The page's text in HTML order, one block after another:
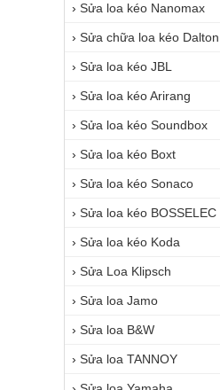
› Sửa loa kéo Nanomax
› Sửa chữa loa kéo Dalton
› Sửa loa kéo JBL
› Sửa loa kéo Arirang
› Sửa loa kéo Soundbox
› Sửa loa kéo Boxt
› Sửa loa kéo Sonaco
› Sửa loa kéo BOSSELEC
› Sửa loa kéo Koda
› Sửa Loa Klipsch
› Sửa loa Jamo
› Sửa loa B&W
› Sửa loa TANNOY